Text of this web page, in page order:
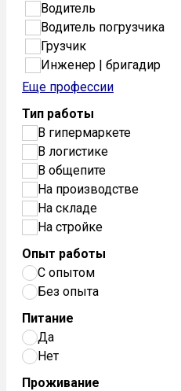
Водитель
Водитель погрузчика
Грузчик
Инженер | бригадир
Еще профессии
Тип работы
В гипермаркете
В логистике
В общепите
На производстве
На складе
На стройке
Опыт работы
С опытом
Без опыта
Питание
Да
Нет
Проживание